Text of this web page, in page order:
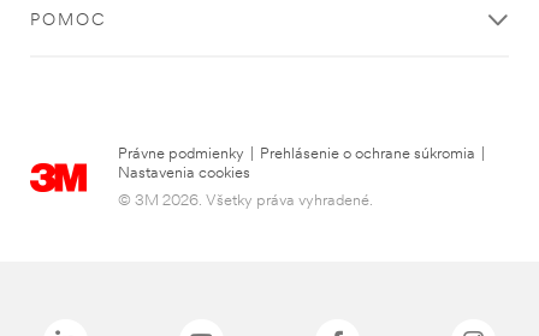
POMOC
Právne podmienky Prehlásenie o ochrane súkromia
Nastavenia cookies
© 3M 2026. Všetky práva vyhradené.